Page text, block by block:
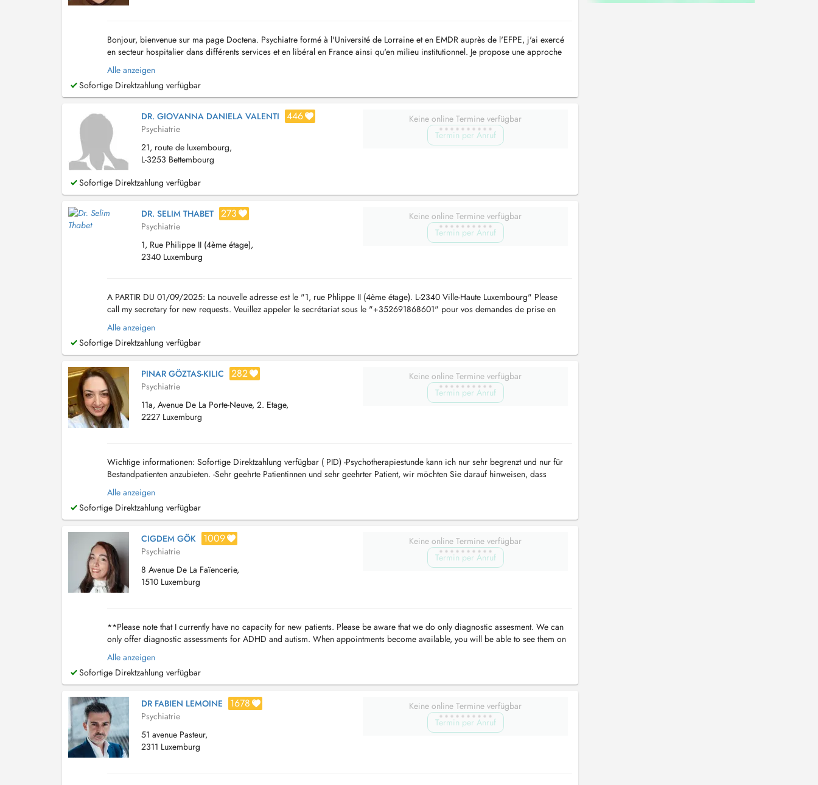
Bonjour, bienvenue sur ma page Doctena. Psychiatre formé à l'Université de Lorraine et en EMDR auprès de l'EFPE, j'ai exercé
en secteur hospitalier dans différents services et en libéral en France ainsi qu'en milieu institutionnel. Je propose une approche
individualisée et intégrative, médical...
Alle anzeigen
Sofortige Direktzahlung verfügbar
DR. GIOVANNA DANIELA VALENTI 446
Psychiatrie
21, route de luxembourg,
L-3253 Bettembourg
Keine online Termine verfügbar
Termin per Anruf
Sofortige Direktzahlung verfügbar
DR. SELIM THABET 273
Psychiatrie
1, Rue Philippe II (4ème étage),
2340 Luxemburg
Keine online Termine verfügbar
Termin per Anruf
A PARTIR DU 01/09/2025: La nouvelle adresse est le "1, rue Phlippe II (4ème étage). L-2340 Ville-Haute Luxembourg" Please
call my secretary for new requests. Veuillez appeler le secrétariat sous le "+352691868601" pour vos demandes de prise en
charge ou pour informations. Für neue Patienten: ...
Alle anzeigen
Sofortige Direktzahlung verfügbar
PINAR GÖZTAS-KILIC 282
Psychiatrie
11a, Avenue De La Porte-Neuve, 2. Etage,
2227 Luxemburg
Keine online Termine verfügbar
Termin per Anruf
Wichtige informationen: Sofortige Direktzahlung verfügbar ( PID) -Psychotherapiestunde kann ich nur sehr begrenzt und nur für
Bestandpatienten anzubieten. -Sehr geehrte Patientinnen und sehr geehrter Patient, wir möchten Sie darauf hinweisen, dass
Termine spätestens 24 Stunden im Voraus ab...
Alle anzeigen
Sofortige Direktzahlung verfügbar
CIGDEM GÖK 1009
Psychiatrie
8 Avenue De La Faïencerie,
1510 Luxemburg
Keine online Termine verfügbar
Termin per Anruf
**Please note that I currently have no capacity for new patients. Please be aware that we do only diagnostic assesment. We can
only offer diagnostic assessments for ADHD and autism. When appointments become available, you will be able to see them on
Doctena. Our practice no longer maintains a waiti...
Alle anzeigen
Sofortige Direktzahlung verfügbar
DR FABIEN LEMOINE 1678
Psychiatrie
51 avenue Pasteur,
2311 Luxemburg
Keine online Termine verfügbar
Termin per Anruf